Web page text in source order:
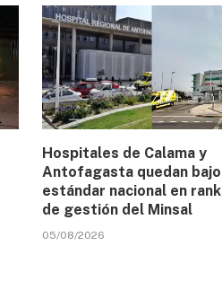
Hospitales de Calama y
Antofagasta quedan
estándar nacional en
de gestión del Minsal
05/08/2026